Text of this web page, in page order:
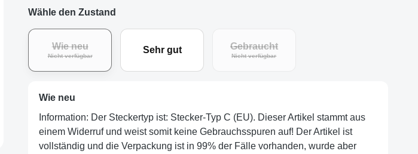
Wähle den Zustand
Wie neu
Nicht verfügbar
Sehr gut Gebraucht
Nicht verfügbar
Wie neu
Information: Der Steckertyp ist: Stecker-Typ C (EU). Dieser Artikel stammt aus
einem Widerruf und weist somit keine Gebrauchsspuren auf! Der Artikel ist
vollständig und die Verpackung ist in 99% der Fälle vorhanden, wurde aber